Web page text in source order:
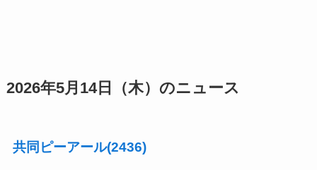
2026年5月14日（木）のニュース
共同ピーアール(2436)